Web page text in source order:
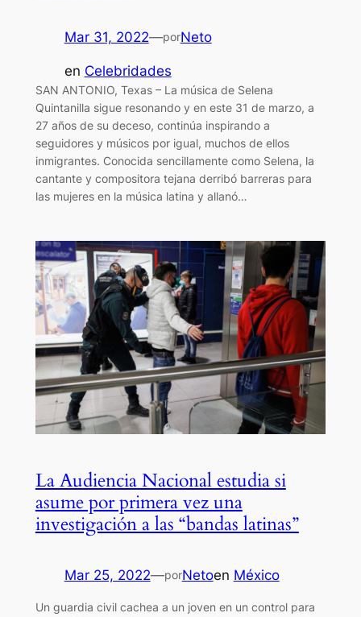
Mar 31, 2022—porNeto
en Celebridades
SAN ANTONIO, Texas – La música de Selena
Quintanilla sigue resonando y en este 31 de marzo, a
27 años de su deceso, continúa inspirando a
seguidores y músicos por igual, muchos de ellos
inmigrantes. Conocida sencillamente como Selena, la
cantante y compositora tejana derribó barreras para
las mujeres en la música latina y allanó…
La Audiencia Nacional estudia si
asume por primera vez una
investigación a las “bandas latinas”
Mar 25, 2022—porNetoen México
Un guardia civil cachea a un joven en un control para